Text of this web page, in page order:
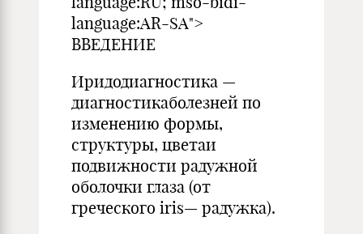
language:AR-SA">
ВВЕДЕНИЕ
Иридодиагностика —
диагностикаболезней по
изменению формы,
структуры, цветаи
подвижности радужной
оболочки глаза (от
греческого iris— радужка).